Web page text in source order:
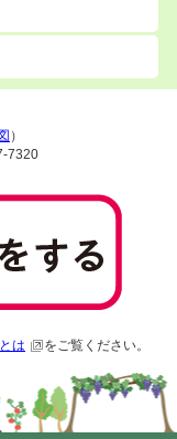
）
7320
は をご覧ください。